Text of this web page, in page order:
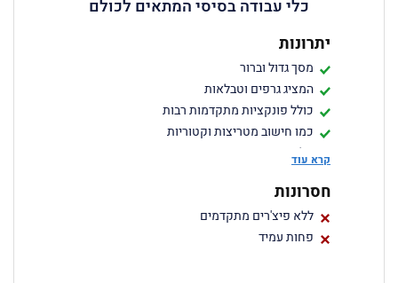
כלי עבודה בסיסי המתאים לכולם
יתרונות
מסך גדול וברור
המציג גרפים וטבלאות
כולל פונקציות מתקדמות רבות
כמו חישוב מטריצות וקטוריות
זול
קרא עוד
חסרונות
ללא פיצ'רים מתקדמים
פחות עמיד